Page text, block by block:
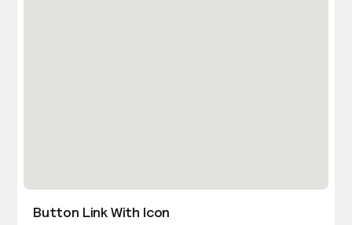
Button Link With Icon